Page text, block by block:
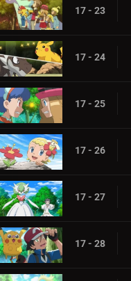
17 - 23
17 - 24
17 - 25
17 - 26
17 - 27
17 - 28